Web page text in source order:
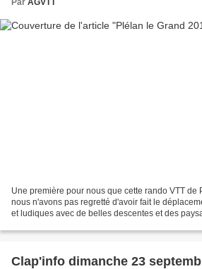
Par AGVTT
Une première pour nous que cette rando VTT de
nous n'avons pas regretté d'avoir fait le
et ludiques avec de belles descentes et des
Clap'info dimanche 23